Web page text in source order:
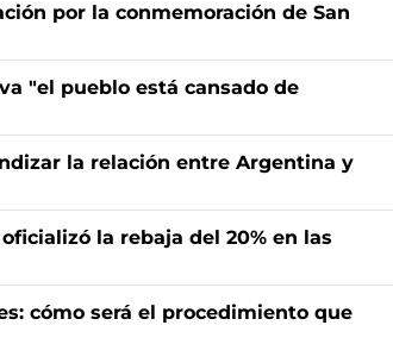
por la conmemoración de San
"el pueblo está cansado de
la relación entre Argentina y
la rebaja del 20% en las
cómo será el procedimiento que